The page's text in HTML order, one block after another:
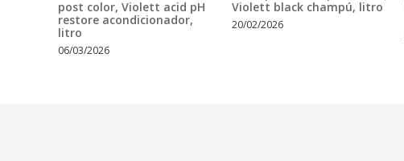
post color, Violett acid pH
restore acondicionador,
litro
06/03/2026
Violett black champú, litro
20/02/2026